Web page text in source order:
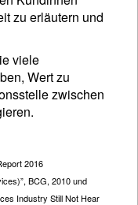
zu erläutern und
viele
Wert zu
zwischen
2016
BCG, 2010 und
Industry Still Not Hear